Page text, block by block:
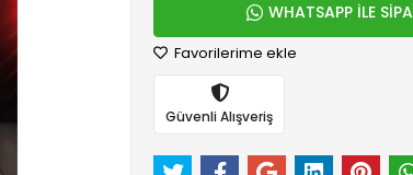
WHATSAPP İLE
Favorilerime ekle
Güvenli Alışveriş